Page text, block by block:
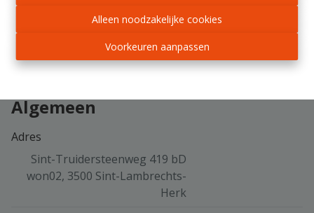
Alleen noodzakelijke cookies
Voorkeuren aanpassen
Delen
Algemeen
Adres
Sint-Truidersteenweg 419 bD
won02, 3500 Sint-Lambrechts-
Herk